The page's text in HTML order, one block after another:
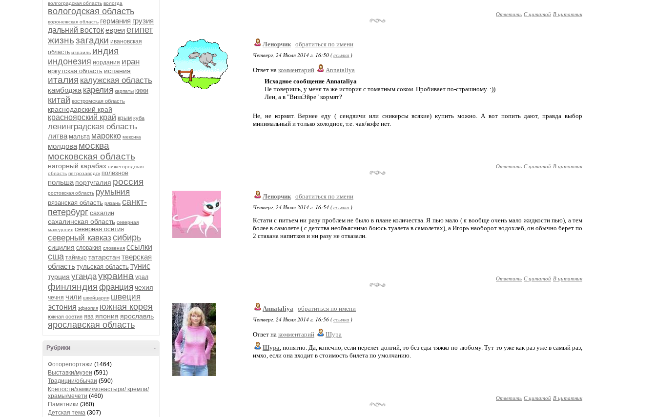
волгоградская область вологда
вологодская область
воронежская область германия грузия
дальний востокевреиегипет
жизньзагадки ивановская
область израиль индия
индонезия иордания иран
иркутская область испания
италия калужская область
камбоджа карелия карпаты кижи
китай костромская область
краснодарский край
красноярский край крым куба
ленинградская область
литва мальта марокко мексика
молдова москва
московская область
нагорный карабах нижегородская
область петрозаводск полезное
польша португалия россия
ростовская область румыния
рязанская область рязань санкт-
петербург сахалин
сахалинская область северная
македония северная осетия
северный кавказ сибирь
сицилия словакия словения ссылки
сша таймыр татарстан тверская
область тульская область тунис
турция угандаукраина урал
финляндия франция чехия
чечня чили швейцария швеция
эстония эфиопия южная корея
южная осетия ява япония ярославль
ярославская область
-
Рубрики
Фоторепортажи (1464)
Выставки/музеи (591)
Традиции/обычаи (590)
Крепости/замки/монастыри/ кремли/
храмы/мечети (460)
Памятники (360)
Детская тема (307)
Ответить С цитатой В цитатник
Ленорчик обратиться по имени
Четверг, 24 Июля 2014 г. 16:50 (ссылка )
Ответ на комментарий
Annataliya
Исходное сообщение Annataliya
Не поверишь, у меня та же история с томатным соком. Пробивает по-страшному. :))
Лен, а в "ВиззЭйре" кормят?
Не, не кормят. Вернее еду ( сендвичи или сникерсы всякие) купить можно. А вот попить дают, правда выбор
минимальный и только холодное, т.е. чая/кофе нет.
Ответить С цитатой В цитатник
Ленорчик обратиться по имени
Четверг, 24 Июля 2014 г. 16:54 (ссылка )
Кстати с питьем ни разу проблем не было в плане количества. Я пью мало ( я вообще очень мало жидкости пью), а тем
более в самолете ( с детства необъяснимо боюсь туалета в самолетах), а Игорь наоборот водохлеб, он обычно берет по
2 стакана напитков и ни разу не отказали.
Ответить С цитатой В цитатник
Annataliya
обратиться по имени
Четверг, 24 Июля 2014 г. 16:56 (ссылка )
Ответ на комментарий
Шура
Шура, понятно. Да, конечно, если перелет долгий, то без еды тяжко по-любому. Тут-то уже как раз уже в самый раз,
имхо, если она входит в стоимость билета по умолчанию.
Ответить С цитатой В цитатник